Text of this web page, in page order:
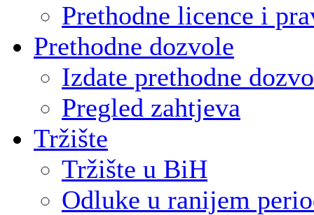
Prethodne licence i
Prethodne dozvole
Izdate prethodne
Pregled zahtjeva
Tržište
Tržište u BiH
Odluke u ranijem